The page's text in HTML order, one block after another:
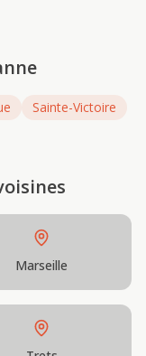
Sainte-Victoire
Marseille